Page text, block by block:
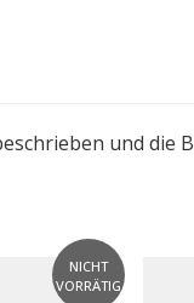
und die
NICHT
VORRÄTIG